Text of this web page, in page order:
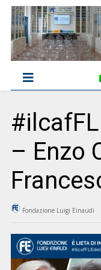
– Enzo
Fondazione Luigi Einaudi